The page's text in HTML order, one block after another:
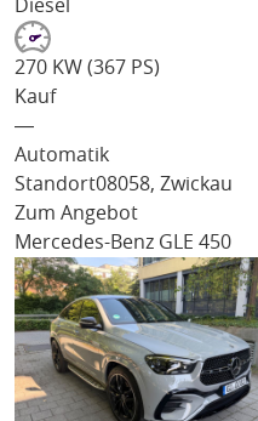
Diesel
270 KW (367 PS)
Kauf
―
Automatik
Standort08058, Zwickau
Zum Angebot
Mercedes-Benz GLE 450